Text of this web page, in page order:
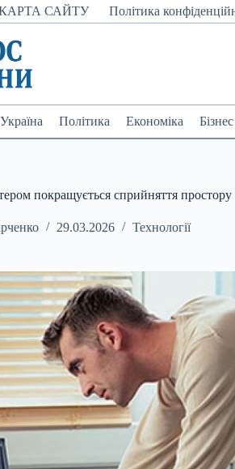
САЙТУ Політика
Україна Політика Економіка Бізнес
покращується сприйняття простору
29.03.2026 Технології